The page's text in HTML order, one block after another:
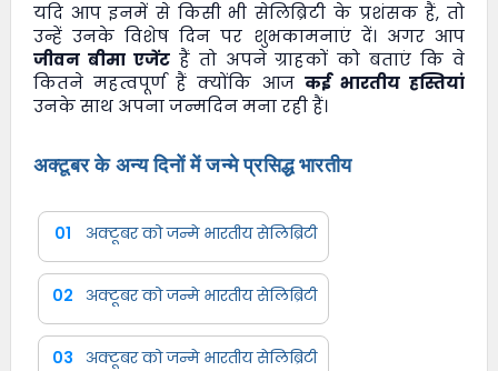
यदि आप इनमें से किसी भी सेलिब्रिटी के प्रशंसक हैं, तो
उन्हें उनके विशेष दिन पर शुभकामनाएं दें। अगर आप
जीवन बीमा एजेंटहैं तो अपने ग्राहकों को बताएं कि वे
कितने महत्वपूर्ण हैं क्योंकि आज कई भारतीय हस्तियां
उनके साथ अपना जन्मदिन मना रही हैं।
अक्टूबर के अन्य दिनों में जन्मे प्रसिद्ध भारतीय
01 अक्टूबर को जन्मे भारतीय सेलिब्रिटी
02 अक्टूबर को जन्मे भारतीय सेलिब्रिटी
03 अक्टूबर को जन्मे भारतीय सेलिब्रिटी